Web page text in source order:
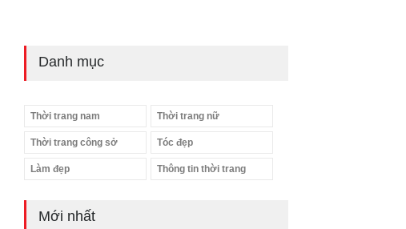
Danh mục
Thời trang nam Thời trang nữ
Thời trang công sở Tóc đẹp
Làm đẹp Thông tin thời trang
Mới nhất